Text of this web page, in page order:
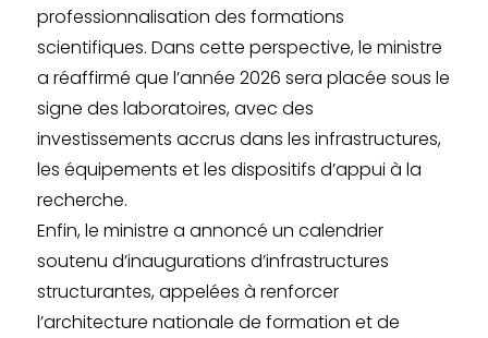
professionnalisation des formations
scientifiques. Dans cette perspective, le ministre
a réaffirmé que l’année 2026 sera placée sous le
signe des laboratoires, avec des
investissements accrus dans les infrastructures,
les équipements et les dispositifs d’appui à la
recherche.
Enfin, le ministre a annoncé un calendrier
soutenu d’inaugurations d’infrastructures
structurantes, appelées à renforcer
l’architecture nationale de formation et de